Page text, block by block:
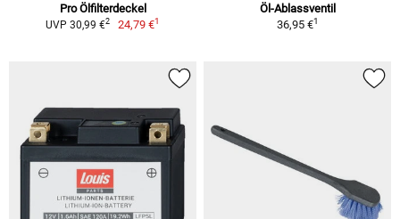
Pro Ölfilterdeckel
UVP 30,99 €2 24,79 €1
Öl-Ablassventil
36,95 €1